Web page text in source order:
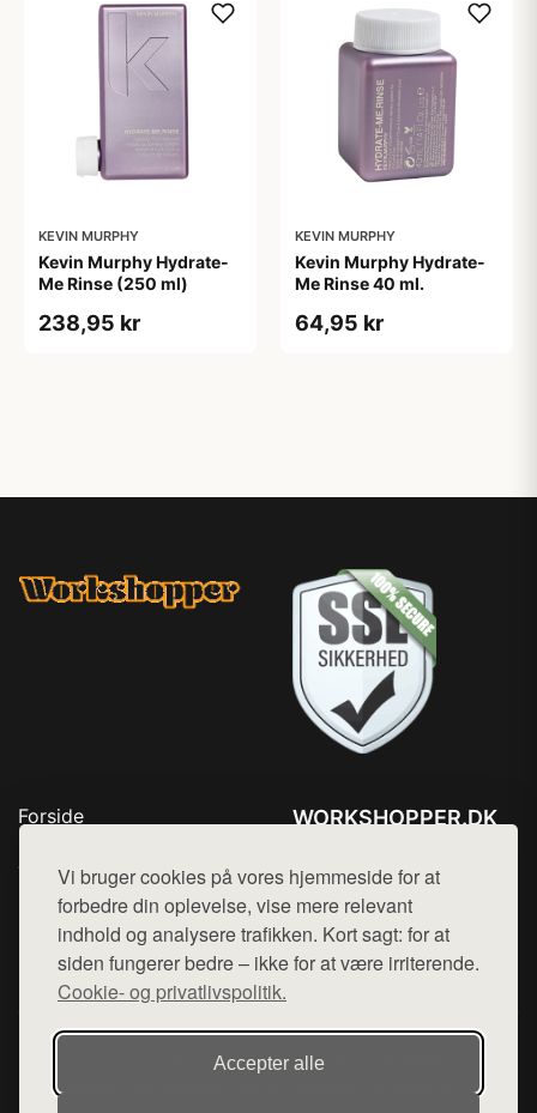
Vi bruger cookies på vores hjemmeside for at
forbedre din oplevelse, vise mere relevant
indhold og analysere trafikken. Kort sagt: for at
siden fungerer bedre – ikke for at være irriterende.
Cookie- og privatlivspolitik.
Accepter alle
KEVIN MURPHY
Kevin Murphy Hydrate-
Me Rinse (250 ml)
238,95 kr
KEVIN MURPHY
Kevin Murphy Hydrate-
Me Rinse 40 ml.
64,95 kr
Forside
Top Rabatter
Kontakt
WORKSHOPPER.DK
Mail: hej@want.dk
Cookie- og privatlivspolitik
Denne side er en del af want.dk, der udgiver en række
hjemmesider med præsentation af forskellige produkter fra